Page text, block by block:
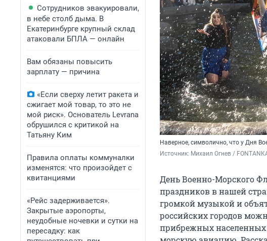
Сотрудников эвакуировали,
в небе столб дыма. В
Екатеринбурге крупный склад
атаковали БПЛА — онлайн
Вам обязаны повысить
зарплату — причина
«Если сверху летит ракета и
сжигает мой товар, то это не
мой риск». Основатель Levrana
обрушился с критикой на
Татьяну Ким
Правила оплаты коммуналки
изменятся: что произойдет с
квитанциями
«Рейс задерживается».
Закрытые аэропорты,
неудобные ночевки и сутки на
пересадку: как
Наверное, символично, что у Дня
Источник: Михаил Огнев /
День Военно-Морского
праздников в нашей
громкой музыкой и
российских городов
прибрежных населенных